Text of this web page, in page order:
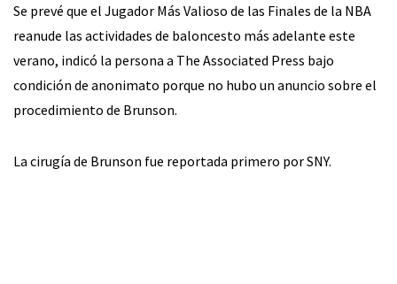
Se prevé que el Jugador Más Valioso de las Finales de la NBA
reanude las actividades de baloncesto más adelante este
verano, indicó la persona a The Associated Press bajo
condición de anonimato porque no hubo un anuncio sobre el
procedimiento de Brunson.
La cirugía de Brunson fue reportada primero por SNY.